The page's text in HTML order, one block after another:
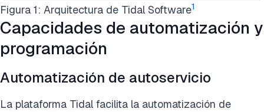
Figura 1: Arquitectura de Tidal Software1
Capacidades de automatización y
programación
Automatización de autoservicio
La plataforma Tidal facilita la automatización de